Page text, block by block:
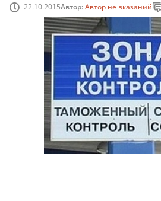
22.10.2015Автор:Автор не вказаний